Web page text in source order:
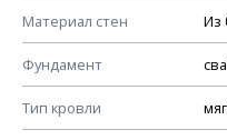
Материал стен Из
Фундамент
Тип кровли
КОНСТРУКТИВНЫЕ
Ведомость рабочих
План фундамента
Устройство